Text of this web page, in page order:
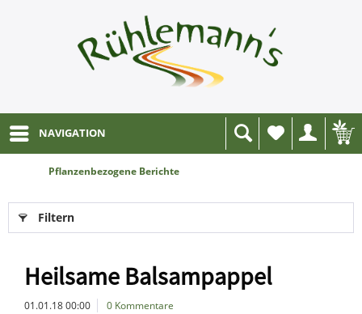
NAVIGATION
Wunschliste
Pflanzenbezogene Berichte
Filtern
Heilsame Balsampappel
01.01.18 00:00 0 Kommentare